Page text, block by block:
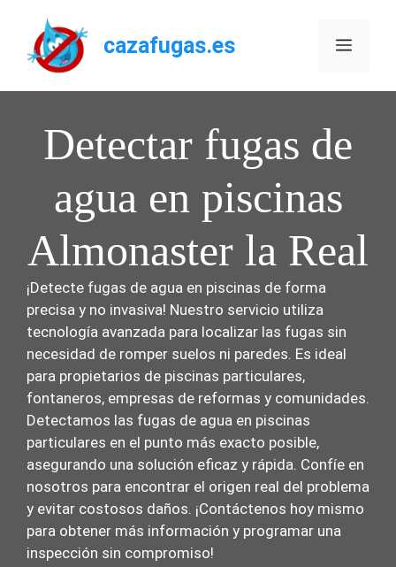
contenido
cazafugas.es Menú
Detectar fugas de
agua en piscinas
Almonaster la Real
¡Detecte fugas de agua en piscinas de forma
precisa y no invasiva! Nuestro servicio utiliza
tecnología avanzada para localizar las fugas sin
necesidad de romper suelos ni paredes. Es ideal
para propietarios de piscinas particulares,
fontaneros, empresas de reformas y comunidades.
Detectamos las fugas de agua en piscinas
particulares en el punto más exacto posible,
asegurando una solución eficaz y rápida. Confíe en
nosotros para encontrar el origen real del problema
y evitar costosos daños. ¡Contáctenos hoy mismo
para obtener más información y programar una
inspección sin compromiso!